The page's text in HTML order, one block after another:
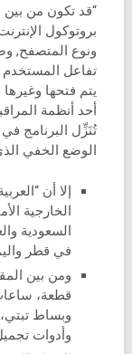
“قد تكون من بين
بروتوكول
ونوع المتصفح,
تفاعل المستخدم
أحد أنظمة
تُنَزِّل البرنامج
الوضع الخفي الذي
إلا أن
الخارجية
السعودية
في قطر
قطعة،
وبساط
وأدوات